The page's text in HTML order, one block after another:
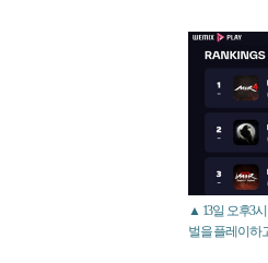
▲ 13일 오후3
벌을 플레이하